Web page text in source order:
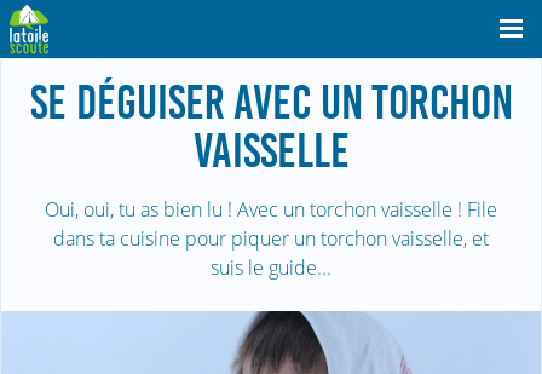
SE DÉGUISER AVEC UN TORCHON
VAISSELLE
Oui, oui, tu as bien lu ! Avec un torchon vaisselle ! File
dans ta cuisine pour piquer un torchon vaisselle, et
suis le guide...